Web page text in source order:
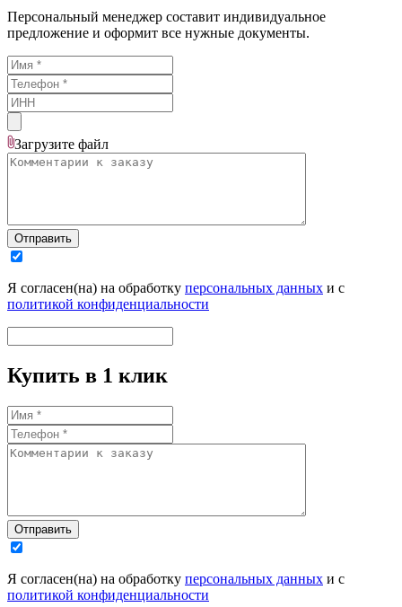
Персональный менеджер составит индивидуальное
предложение и оформит все нужные документы.
Загрузите файл
Отправить
Я согласен(на) на обработку персональных данных и с
политикой конфиденциальности
Купить в 1 клик
Отправить
Я согласен(на) на обработку персональных данных и с
политикой конфиденциальности